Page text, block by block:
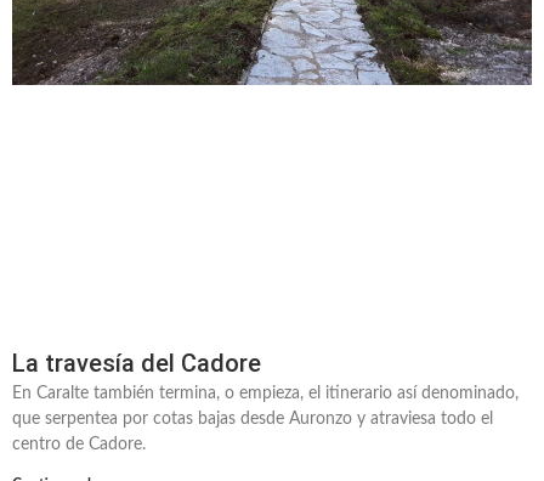
La travesía del Cadore
En Caralte también termina, o empieza, el itinerario así denominado,
que serpentea por cotas bajas desde Auronzo y atraviesa todo el
centro de Cadore.